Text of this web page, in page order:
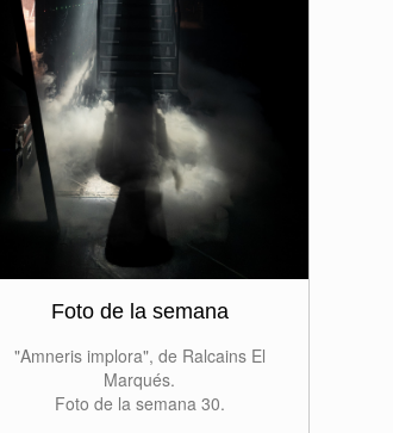
Foto de la semana
"Amneris implora", de Ralcains El
Marqués.
Foto de la semana 30.